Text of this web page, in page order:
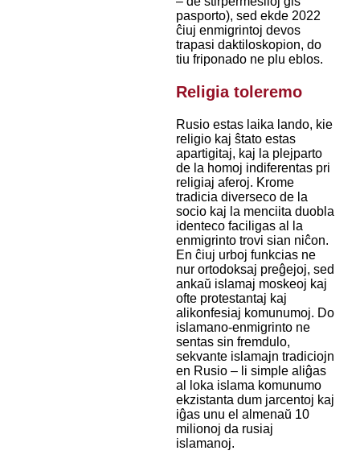
pasporto), sed ekde 2022
ĉiuj enmigrintoj devos
trapasi daktiloskopion, do
tiu friponado ne plu eblos.
Religia toleremo
Rusio estas laika lando, kie
religio kaj ŝtato estas
apartigitaj, kaj la plejparto
de la homoj indiferentas pri
religiaj aferoj. Krome
tradicia diverseco de la
socio kaj la menciita duobla
identeco faciligas al la
enmigrinto trovi sian niĉon.
En ĉiuj urboj funkcias ne
nur ortodoksaj preĝejoj, sed
ankaŭ islamaj moskeoj kaj
ofte protestantaj kaj
alikonfesiaj komunumoj. Do
islamano-enmigrinto ne
sentas sin fremdulo,
sekvante islamajn tradiciojn
en Rusio – li simple aliĝas
al loka islama komunumo
ekzistanta dum jarcentoj kaj
iĝas unu el almenaŭ 10
milionoj da rusiaj
islamanoj.